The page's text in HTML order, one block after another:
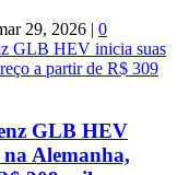
29, 2026 | 0
GLB HEV
na Alemanha,